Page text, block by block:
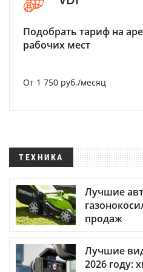
Подобрать тариф на
рабочих мест
От 1 750 руб./месяц
ТЕХНИКА
Лучшие
продаж
Лучшие
2026 году: